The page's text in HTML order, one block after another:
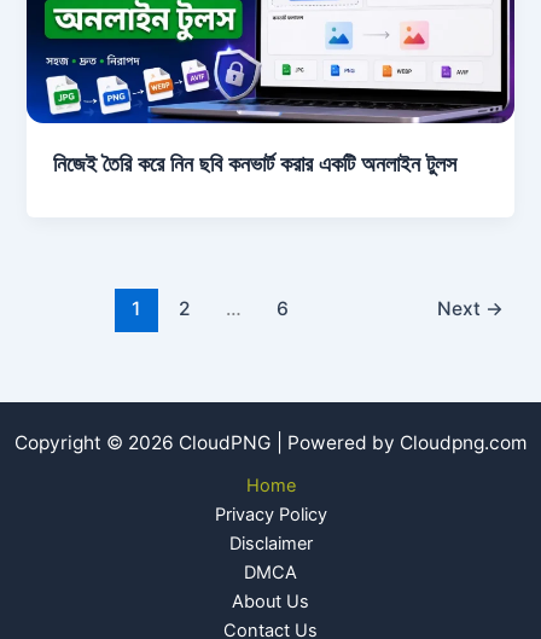
নিজেই তৈরি করে নিন ছবি কনভার্ট করার একটি অনলাইন টুলস
1 2 … 6 Next →
Copyright © 2026 CloudPNG | Powered by Cloudpng.com
Home
Privacy Policy
Disclaimer
DMCA
About Us
Contact Us